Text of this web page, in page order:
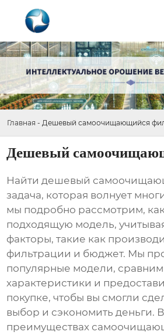
Главная - Дешевый самоочищающийся
Дешевый
Найтидешевый
задача, которая волнует
мы подробно рассмотрим,
подходящую модель,
факторы, такие как
фильтрации и бюджет. Мы
популярные модели,
характеристики и
покупке, чтобы вы смогли
выбор и сэкономить деньги.
преимуществах